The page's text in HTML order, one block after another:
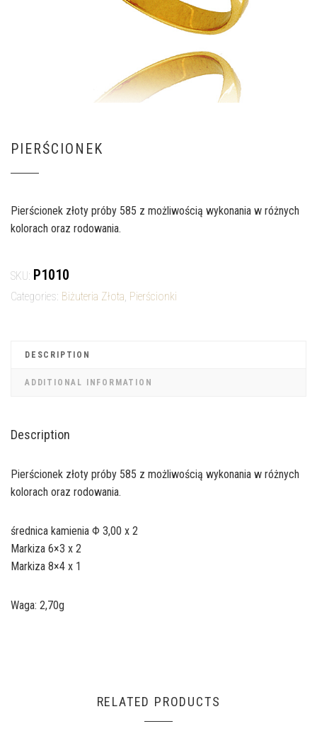
PIERŚCIONEK
Pierścionek złoty próby 585 z możliwością wykonania w różnych
kolorach oraz rodowania.
SKU: P1010
Categories: Biżuteria Złota Pierścionki
DESCRIPTION
ADDITIONAL INFORMATION
Description
Pierścionek złoty próby 585 z możliwością wykonania w różnych
kolorach oraz rodowania.
średnica kamienia Φ 3,00 x 2
Markiza 6×3 x 2
Markiza 8×4 x 1
Waga: 2,70g
RELATED PRODUCTS